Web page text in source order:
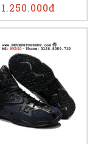
1.250.000đ